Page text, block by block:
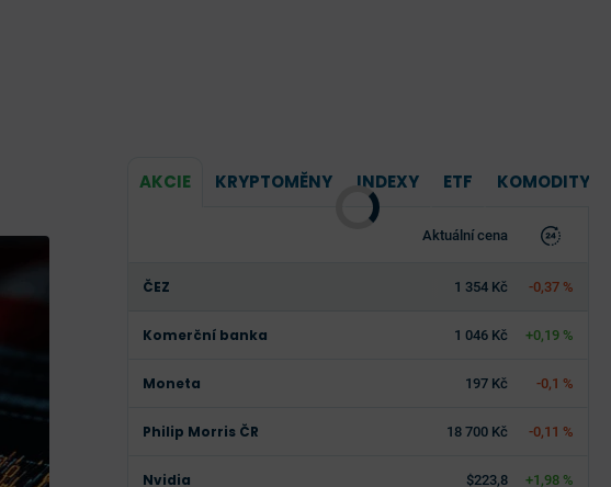
AKCIE KRYPTOMĚNY INDEXY ETF KOMODITY
Aktuální cena
ČEZ 1 354 Kč -0,37 %
Komerční banka 1 046 Kč +0,19 %
Moneta 197 Kč -0,1 %
Philip Morris ČR 18 700 Kč -0,11 %
Nvidia $223,8 +1,98 %